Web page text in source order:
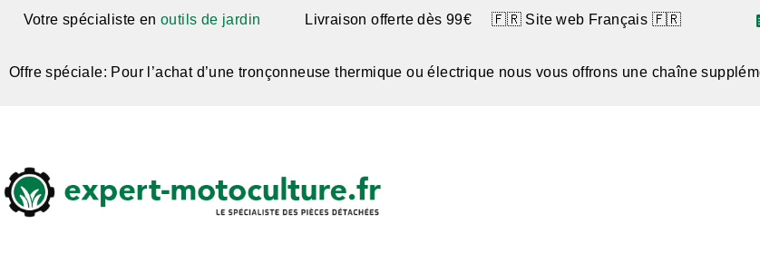
Votre spécialiste en outils de jardin Livraison offerte dès 99€ 🇫🇷 Site web Français 🇫🇷
Offre spéciale: Pour l’achat d’une tronçonneuse thermique ou électrique nous vous offrons une chaîne